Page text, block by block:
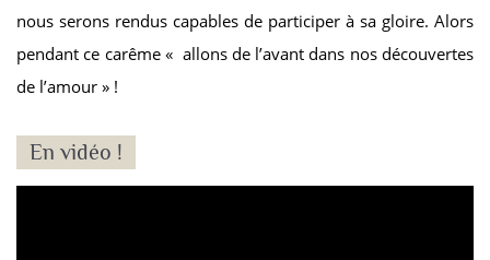
nous serons rendus capables de participer à sa gloire. Alors
pendant ce carême « allons de l’avant dans nos découvertes
de l’amour » !
En vidéo !